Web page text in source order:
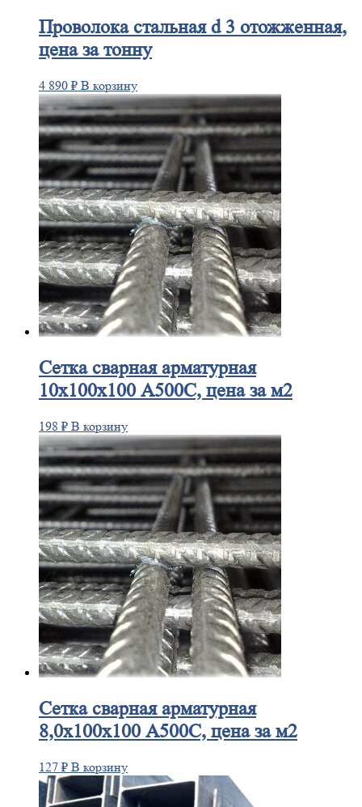
Проволокастальная d 3 отожженная,
цена за тонну
4 890 ₽ В корзину
Сеткасварная арматурная
10х100х100 А500С, цена за м2
198 ₽ В корзину
Сеткасварная арматурная
8,0х100х100 А500С, цена за м2
127 ₽ В корзину